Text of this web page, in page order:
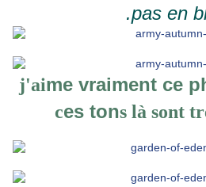
.pas en
j'aime vraiment ce
ces tons là sont